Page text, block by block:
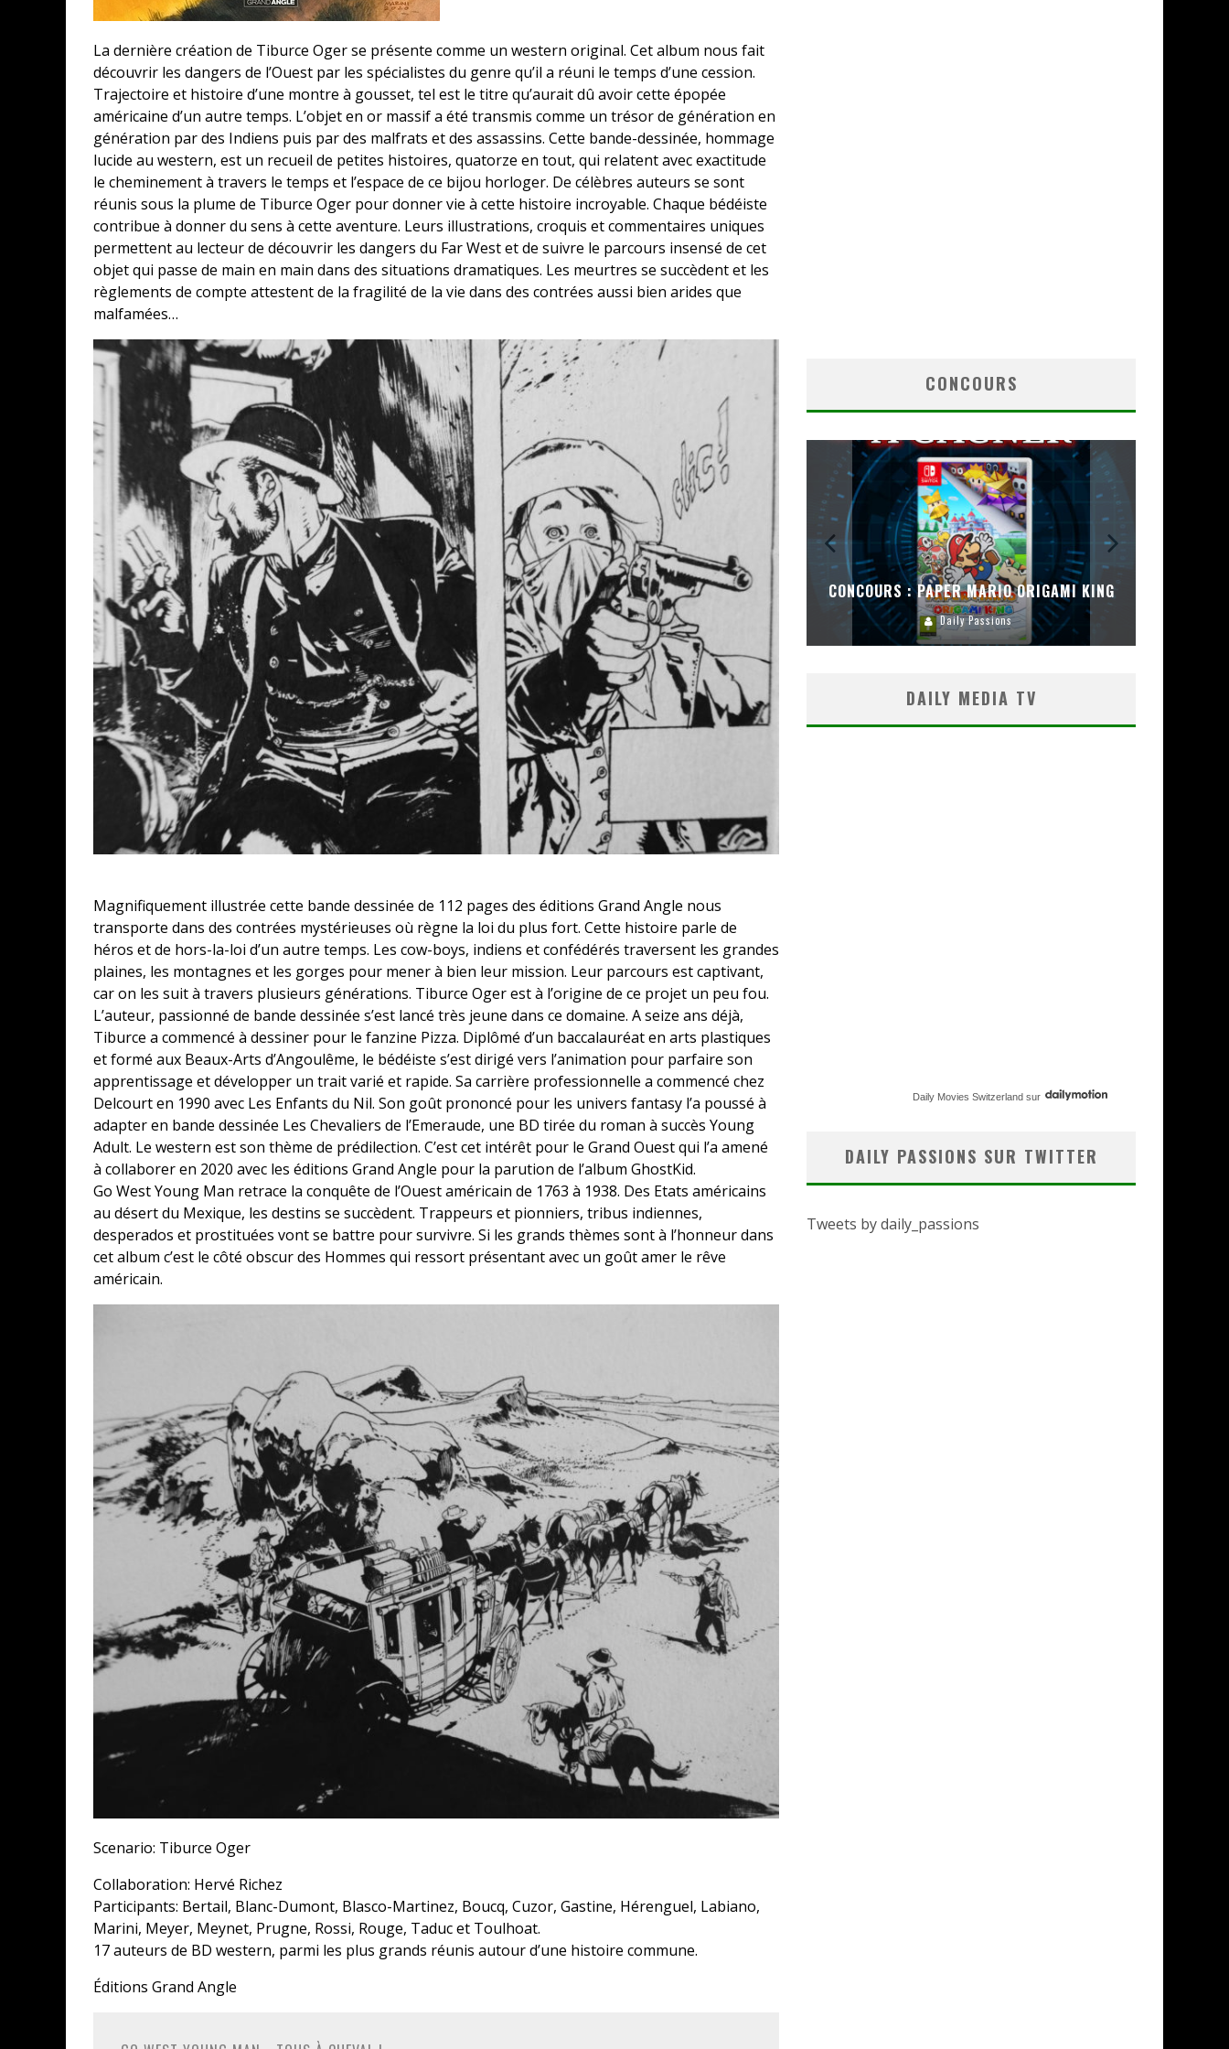
La dernière création de Tiburce Oger se présente comme un western original. Cet album nous fait
découvrir les dangers de l’Ouest par les spécialistes du genre qu’il a réuni le temps d’une cession.
Trajectoire et histoire d’une montre à gousset, tel est le titre qu’aurait dû avoir cette épopée
américaine d’un autre temps. L’objet en or massif a été transmis comme un trésor de génération en
génération par des Indiens puis par des malfrats et des assassins. Cette bande-dessinée, hommage
lucide au western, est un recueil de petites histoires, quatorze en tout, qui relatent avec exactitude
le cheminement à travers le temps et l’espace de ce bijou horloger. De célèbres auteurs se sont
réunis sous la plume de Tiburce Oger pour donner vie à cette histoire incroyable. Chaque bédéiste
contribue à donner du sens à cette aventure. Leurs illustrations, croquis et commentaires uniques
permettent au lecteur de découvrir les dangers du Far West et de suivre le parcours insensé de cet
objet qui passe de main en main dans des situations dramatiques. Les meurtres se succèdent et les
règlements de compte attestent de la fragilité de la vie dans des contrées aussi bien arides que
malfamées…
Magnifiquement illustrée cette bande dessinée de 112 pages des éditions Grand Angle nous
transporte dans des contrées mystérieuses où règne la loi du plus fort. Cette histoire parle de
héros et de hors-la-loi d’un autre temps. Les cow-boys, indiens et confédérés traversent les grandes
plaines, les montagnes et les gorges pour mener à bien leur mission. Leur parcours est captivant,
car on les suit à travers plusieurs générations. Tiburce Oger est à l’origine de ce projet un peu fou.
L’auteur, passionné de bande dessinée s’est lancé très jeune dans ce domaine. A seize ans déjà,
Tiburce a commencé à dessiner pour le fanzine Pizza. Diplômé d’un baccalauréat en arts plastiques
et formé aux Beaux-Arts d’Angoulême, le bédéiste s’est dirigé vers l’animation pour parfaire son
apprentissage et développer un trait varié et rapide. Sa carrière professionnelle a commencé chez
Delcourt en 1990 avec Les Enfants du Nil. Son goût prononcé pour les univers fantasy l’a poussé à
adapter en bande dessinée Les Chevaliers de l’Emeraude, une BD tirée du roman à succès Young
Adult. Le western est son thème de prédilection. C’est cet intérêt pour le Grand Ouest qui l’a amené
à collaborer en 2020 avec les éditions Grand Angle pour la parution de l’album GhostKid.
Go West Young Man retrace la conquête de l’Ouest américain de 1763 à 1938. Des Etats américains
au désert du Mexique, les destins se succèdent. Trappeurs et pionniers, tribus indiennes,
desperados et prostituées vont se battre pour survivre. Si les grands thèmes sont à l’honneur dans
cet album c’est le côté obscur des Hommes qui ressort présentant avec un goût amer le rêve
américain.
Scenario: Tiburce Oger
Collaboration: Hervé Richez
Participants: Bertail, Blanc-Dumont, Blasco-Martinez, Boucq, Cuzor, Gastine, Hérenguel, Labiano,
Marini, Meyer, Meynet, Prugne, Rossi, Rouge, Taduc et Toulhoat.
17 auteurs de BD western, parmi les plus grands réunis autour d’une histoire commune.
Éditions Grand Angle
CONCOURS
CONCOURS : CALENDRIER DE L’AVENT – UNE
COPIE DU JEU « GRID, ULTIMATE EDITION »
SUR XBOX ONE OU PS4
Daily Passions
CONCOURS : PAPER MARIO ORIGAMI KING
Daily Passions
DAILY MEDIA TV
Daily Movies Switzerland sur
DAILY PASSIONS SUR TWITTER
Tweets by daily_passions